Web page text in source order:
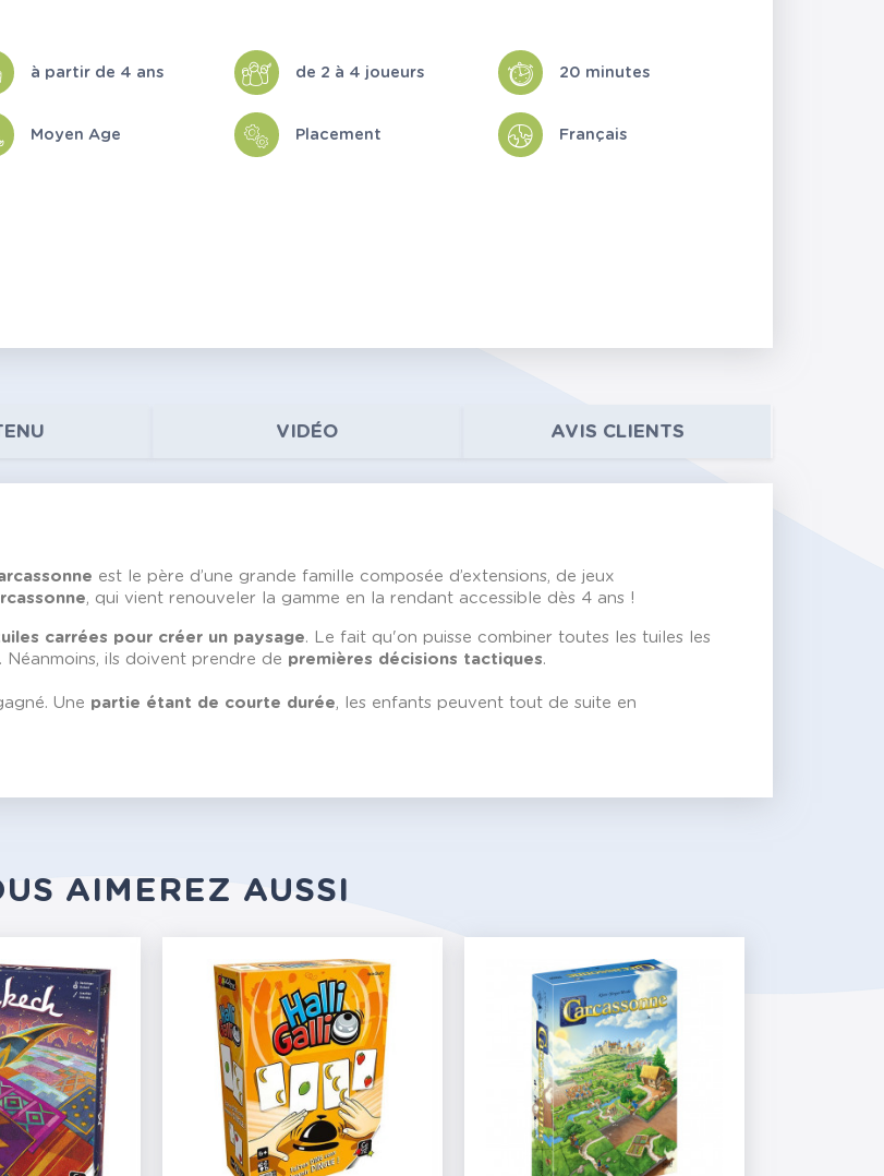
à partir de 4 ans de 2 à 4 joueurs 20 minutes
Moyen Age Placement Français
VIDÉO AVIS CLIENTS
est le père d’une grande famille composée d’extensions, de jeux
, qui vient renouveler la gamme en la rendant accessible dès 4 ans !
carrées pour créer un paysage. Le fait qu'on puisse combiner toutes les tuiles les
ils doivent prendre de premières décisions tactiques.
Une partie étant de courte durée, les enfants peuvent tout de suite en
AIMEREZ AUSSI